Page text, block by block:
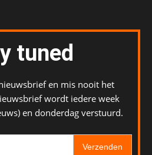
tuned
en mis nooit het
wordt iedere week
en donderdag verstuurd.
Verzenden